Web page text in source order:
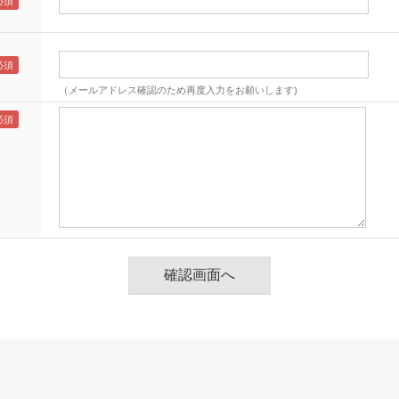
（メールアドレス確認のため再度入力をお願いします)